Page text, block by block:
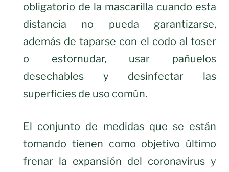
obligatorio de la mascarilla cuando esta
distancia no pueda garantizarse,
además de taparse con el codo al toser
o estornudar, usar pañuelos
desechables y desinfectar las
superficies de uso común.
El conjunto de medidas que se están
tomando tienen como objetivo último
frenar la expansión del coronavirus y